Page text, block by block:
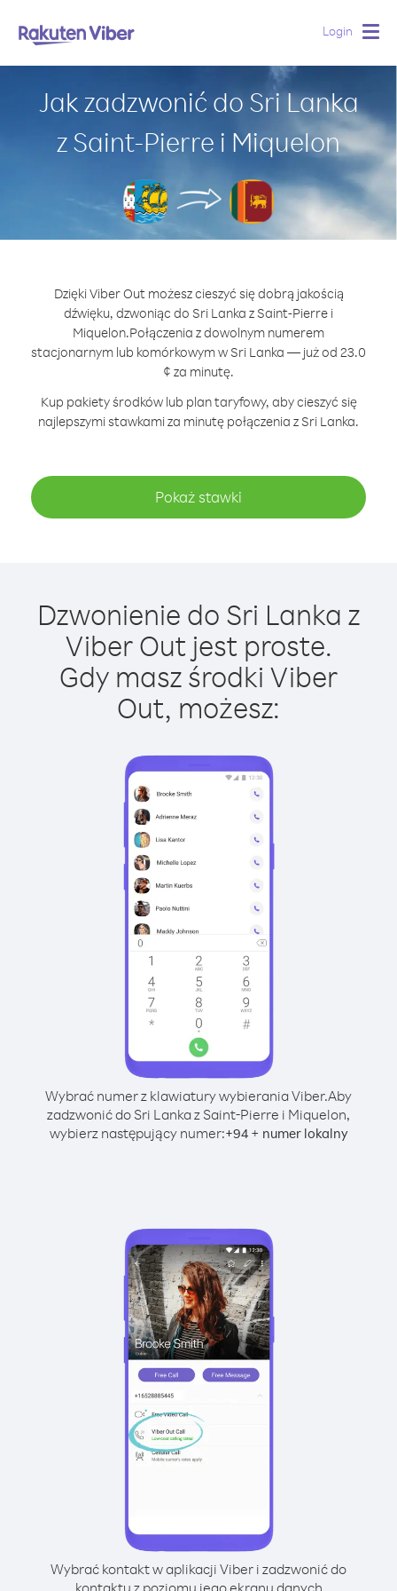
Login
Jak zadzwonić do Sri Lanka
z Saint-Pierre i Miquelon
Dzięki Viber Out możesz cieszyć się dobrą jakością
dźwięku, dzwoniąc do Sri Lanka z Saint-Pierre i
Miquelon.Połączenia z dowolnym numerem
stacjonarnym lub komórkowym w Sri Lanka — już od 23.0
¢ za minutę.
Kup pakiety środków lub plan taryfowy, aby cieszyć się
najlepszymi stawkami za minutę połączenia z Sri Lanka.
Pokaż stawki
Dzwonienie do Sri Lanka z
Viber Out jest proste.
Gdy masz środki Viber
Out, możesz:
Wybrać numer z klawiatury wybierania Viber.Aby
zadzwonić do Sri Lanka z Saint-Pierre i Miquelon,
wybierz następujący numer:+94+ numer lokalny
Wybrać kontakt w aplikacji Viber i zadzwonić do
kontaktu z poziomu jego ekranu danych